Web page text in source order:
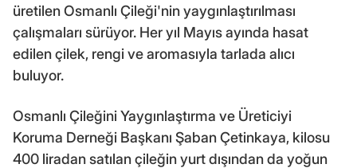
üretilen Osmanlı Çileği'nin yaygınlaştırılması
çalışmaları sürüyor. Her yıl Mayıs ayında hasat
edilen çilek, rengi ve aromasıyla tarlada alıcı
buluyor.
Osmanlı Çileğini Yaygınlaştırma ve Üreticiyi
Koruma Derneği Başkanı Şaban Çetinkaya, kilosu
400 liradan satılan çileğin yurt dışından da yoğun